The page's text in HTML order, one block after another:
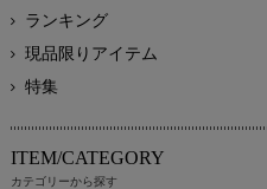
ランキング
現品限りアイテム
特集
ITEM/CATEGORY
カテゴリーから探す